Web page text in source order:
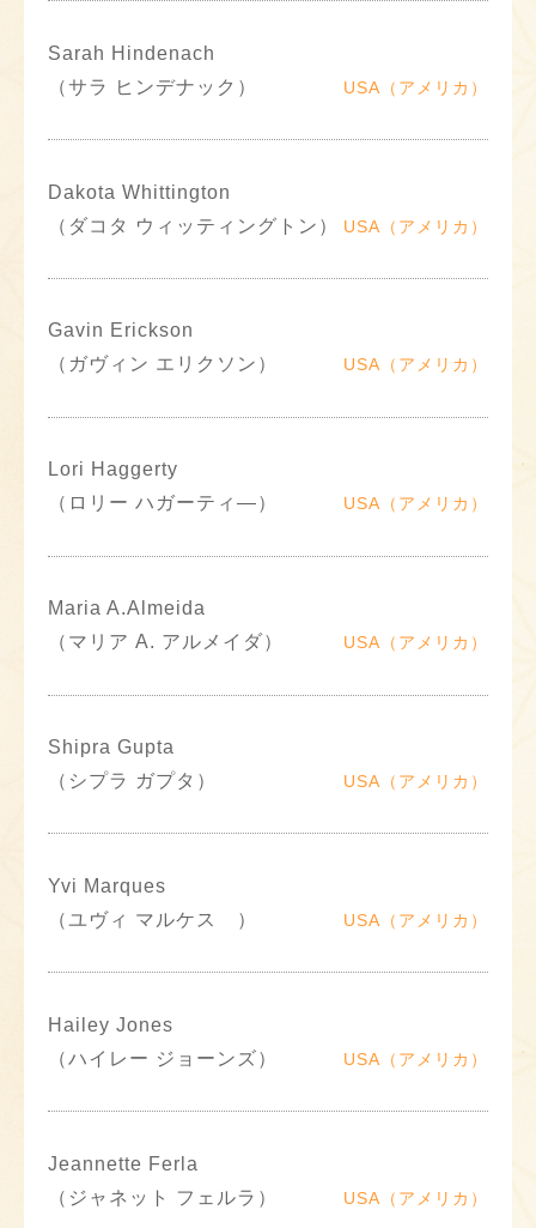
Sarah Hindenach
（サラ ヒンデナック）
USA（アメリカ）
Dakota Whittington
（ダコタ ウィッティングトン）
USA（アメリカ）
Gavin Erickson
（ガヴィン エリクソン）
USA（アメリカ）
Lori Haggerty
（ロリー ハガーティ―）
USA（アメリカ）
Maria A.Almeida
（マリア A. アルメイダ）
USA（アメリカ）
Shipra Gupta
（シプラ ガプタ）
USA（アメリカ）
Yvi Marques
（ユヴィ マルケス ）
USA（アメリカ）
Hailey Jones
（ハイレー ジョーンズ）
USA（アメリカ）
Jeannette Ferla
（ジャネット フェルラ）
USA（アメリカ）